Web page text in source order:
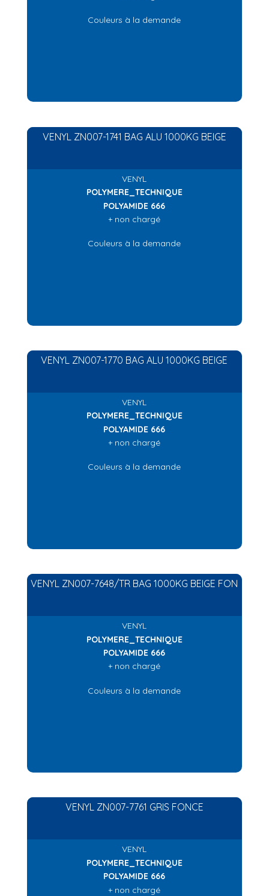
Couleurs à la demande
VENYL ZN007-1741 BAG ALU 1000KG BEIGE
VENYL
POLYMERE_TECHNIQUE
POLYAMIDE 666
+ non chargé
Couleurs à la demande
VENYL ZN007-1770 BAG ALU 1000KG BEIGE
VENYL
POLYMERE_TECHNIQUE
POLYAMIDE 666
+ non chargé
Couleurs à la demande
VENYL ZN007-7648/TR BAG 1000KG BEIGE FON
VENYL
POLYMERE_TECHNIQUE
POLYAMIDE 666
+ non chargé
Couleurs à la demande
VENYL ZN007-7761 GRIS FONCE
VENYL
POLYMERE_TECHNIQUE
POLYAMIDE 666
+ non chargé